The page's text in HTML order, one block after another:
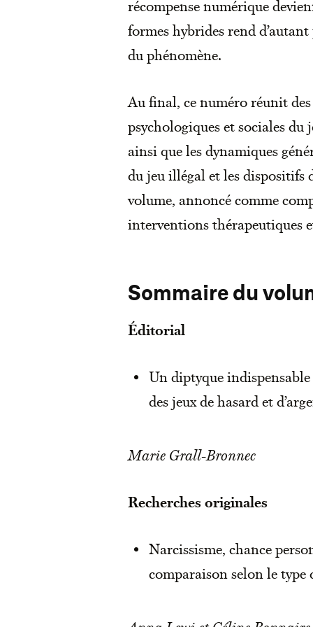
récompense numérique
formes hybrides rend
du phénomène.
Au final, ce numéro réunit
psychologiques et sociales
ainsi que les dynamiques
du jeu illégal et les dispositifs
volume, annoncé comme
interventions thérapeutiques
Sommaire du
Éditorial
Un diptyque
des jeux de hasard et
Marie Grall-Bronnec
Recherches originales
Narcissisme, chance
comparaison selon le type